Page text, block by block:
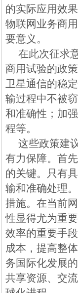
的实际应用效
物联网业务商
要意义。
在此次征求
商用试验的政
卫星通信的稳
输过程中不被
和准确性；加
程等。
这些政策建
有力保障。首
的关键。只有
输和准确处理
措施。在当前
性显得尤为重
效率的重要手
成本，提高整
务国际化发展
共享资源、交